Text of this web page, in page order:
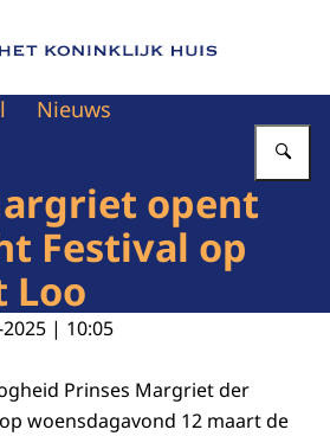
van Het Koninklijk Huis
Nieuws
opent
Festival op
Loo
2025 | 10:05
Prinses Margriet der
woensdagavond 12 maart de